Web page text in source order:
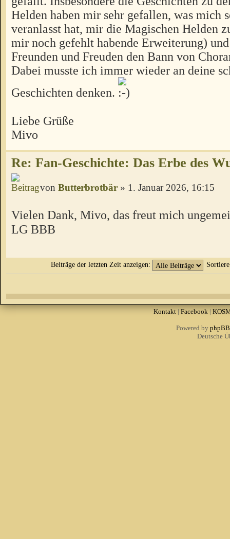
Helden haben mir sehr gefallen, was mich
veranlasst hat, mir die Magischen Helden
mir noch gefehlt habende Erweiterung)
Freunden und Freuden den Bann von
Dabei musste ich immer wieder an deine
Geschichten denken.
Liebe Grüße
Mivo
Re: Fan-Geschichte: Das Erbe des
von Butterbrotbär » 1. Januar 2026, 16:15
Vielen Dank, Mivo, das freut mich
LG BBB
Beiträge der letzten Zeit anzeigen:
Kontakt| Facebook |
Powered by phpBB
Deutsche